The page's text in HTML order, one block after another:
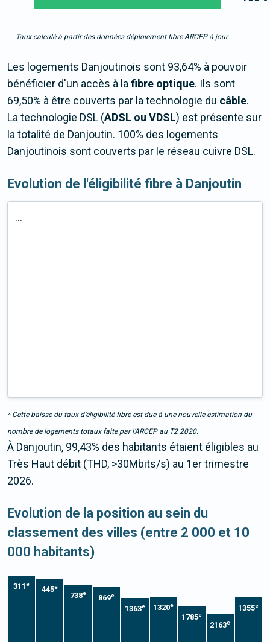
Taux calculé à partir des données déploiement fibre ARCEP à jour.
Les logements Danjoutinois sont 93,64% à pouvoir
bénéficier d'un accès à lafibre optique. Ils sont
69,50% à être couverts par la technologie du câble.
La technologie DSL (ADSL ou VDSL) est présente sur
la totalité de Danjoutin. 100% des logements
Danjoutinois sont couverts par le réseau cuivre DSL.
Evolution de l'éligibilité fibre à Danjoutin
...
* Cette baisse du taux d’éligibilité fibre est due à une nouvelle estimation du
nombre de logements totaux faite par l’ARCEP au T2 2020.
À Danjoutin, 99,43% des habitants étaient éligibles au
Très Haut débit (THD, >30Mbits/s) au 1er trimestre
2026.
Evolution de la position au sein du
classement des villes (entre 2 000 et 10
000 habitants)
311e
445e
738e
869e
1363e 1320e
1785e
2163e
1355e